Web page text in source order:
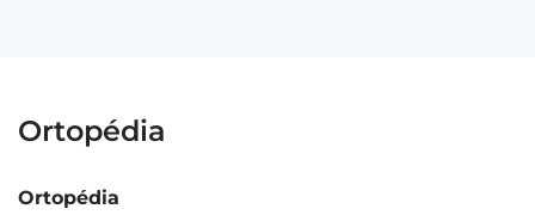
Ortopédia
Ortopédia